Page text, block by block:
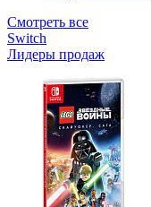
Смотреть все
Switch
Лидеры продаж